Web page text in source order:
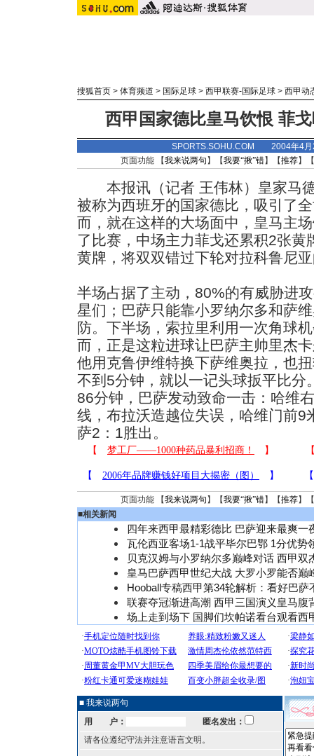
搜狐首页 > 体育频道 > 国际足球 > 西甲联赛-国际足球 > 西甲动
西甲国家德比皇马饮恨 菲
SPORTS.SOHU.COM 2004年4
页面功能 【我来说两句 】【我要“揪”错】【推荐】
本报讯（记者 王伟林）皇家马
被称为西班牙的国家德比，吸引了
而，就在这样的大场面中，皇马主
了比赛，中场主力菲戈还累积2张黄
黄牌，将双双错过下轮对拉科鲁尼
半场占据了主动，80%的有威胁进
星们；巴萨只能靠小罗纳尔多和萨
防。下半场，索拉里利用一次角球
而，正是这粒进球让巴萨主帅里杰
他用克鲁伊维特换下萨维奥拉，也
不到5分钟，就以一记头球扳平比分
86分钟，巴萨发动致命一击：哈维
线，布拉沃造越位失误，哈维门前9
萨2：1胜出。
页面功能 【我来说两句 】【我要“揪”错】【推荐】
■相关新闻
四年来西甲最精彩德比 巴萨迎来最爽一
瓦伦西亚客场1-1战平毕尔巴鄂 1分优势
贝克汉姆与小罗纳尔多巅峰对话 西甲双
皇马巴萨西甲世纪大战 大罗小罗能否巅
Hooball专稿西甲第34轮解析：看好巴萨
联赛夺冠渐进高潮 西甲三国演义皇马腹
场上走到场下 国脚们坎帕诺看台观看西
■ 我来说两句
用 户：
匿名发出：
请各位遵纪守法并注意语言文明。